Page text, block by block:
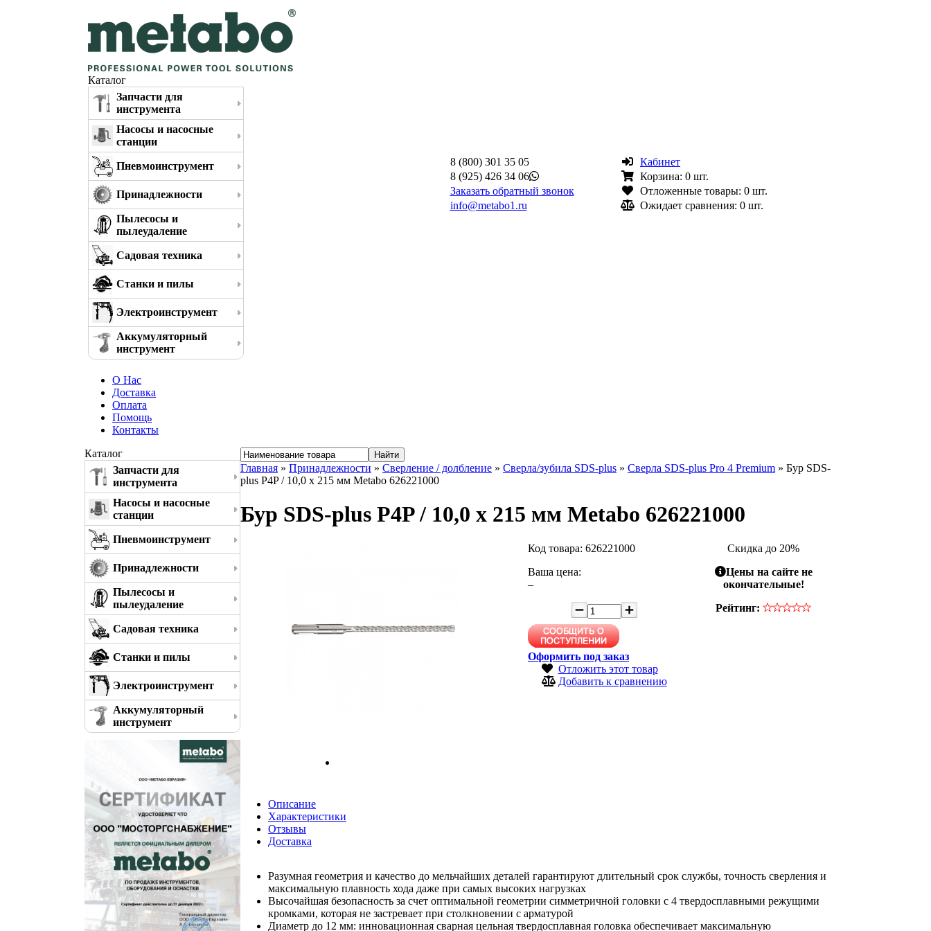
Каталог
Запчасти для
инструмента
Насосы и насосные
станции
Пневмоинструмент
Принадлежности
Пылесосы и
пылеудаление
Садовая техника
Станки и пилы
Электроинструмент
Аккумуляторный
инструмент
8 (800) 301 35 05
8 (925) 426 34 06
Заказать обратный звонок
info@metabo1.ru
Кабинет
Корзина: 0 шт.
Отложенные товары: 0 шт.
Ожидает сравнения: 0 шт.
О Нас
Доставка
Оплата
Помощь
Контакты
Каталог
Запчасти для
инструмента
Насосы и насосные
станции
Пневмоинструмент
Принадлежности
Пылесосы и
пылеудаление
Садовая техника
Станки и пилы
Электроинструмент
Аккумуляторный
инструмент
Главная » Принадлежности » Сверление / долбление » Сверла/зубила SDS-plus » Сверла SDS-plus Pro 4 Premium » Бур SDS-
plus P4P / 10,0 x 215 мм Metabo 626221000
Бур SDS-plus P4P / 10,0 x 215 мм Metabo 626221000
Код товара: 626221000
Ваша цена:
–
Оформить под заказ
Отложить этот товар
Добавить к сравнению
Скидка до 20%
Цены на сайте не
окончательные!
Рейтинг:
Описание
Характеристики
Отзывы
Доставка
Разумная геометрия и качество до мельчайших деталей гарантируют длительный срок службы, точность сверления и
максимальную плавность хода даже при самых высоких нагрузках
Высочайшая безопасность за счет оптимальной геометрии симметричной головки с 4 твердосплавными режущими
кромками, которая не застревает при столкновении с арматурой
Диаметр до 12 мм: инновационная сварная цельная твердосплавная головка обеспечивает максимальную